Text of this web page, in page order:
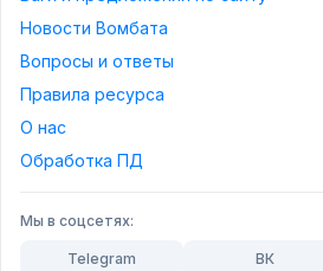
Новости Вомбата
Вопросы и ответы
Правила ресурса
О нас
Обработка ПД
Мы в соцсетях:
Telegram ВК